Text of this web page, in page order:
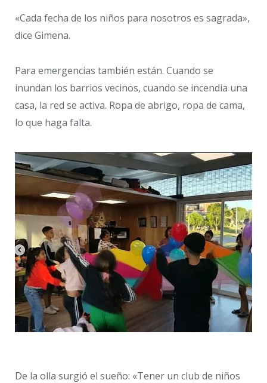
«Cada fecha de los niños para nosotros es sagrada»,
dice Gimena.
Para emergencias también están. Cuando se
inundan los barrios vecinos, cuando se incendia una
casa, la red se activa. Ropa de abrigo, ropa de cama,
lo que haga falta.
De la olla surgió el sueño: «Tener un club de niños